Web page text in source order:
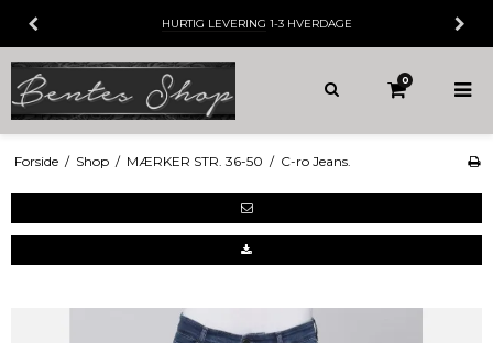
HURTIG LEVERING 1-3 HVERDAGE
0
Forside / Shop / MÆRKER STR. 36-50 / C-ro Jeans.